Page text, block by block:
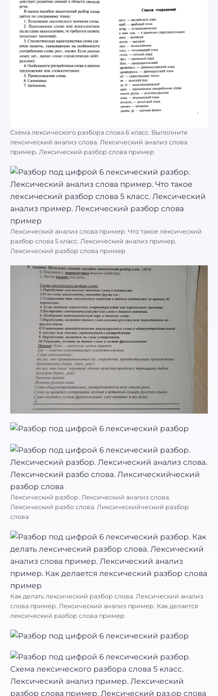
Схема лексического разбора слова 6 класс. Выполните
лексический анализ слова. Лексический анализ слова
пример. Лексический разбор слова пример
Лексический анализ слова пример. Что такое лексический
разбор слова 5 класс. Лексический анализ пример.
Лексический разбор слова пример
Лексический разбор. Лексический анализ слова.
Лексический разбо слова. Ликсическийческий разбор
слова
Как делать лексический разбор слова. Лексический анализ
слова пример. Лексический анализ пример. Как делается
лексический разбор слова пример